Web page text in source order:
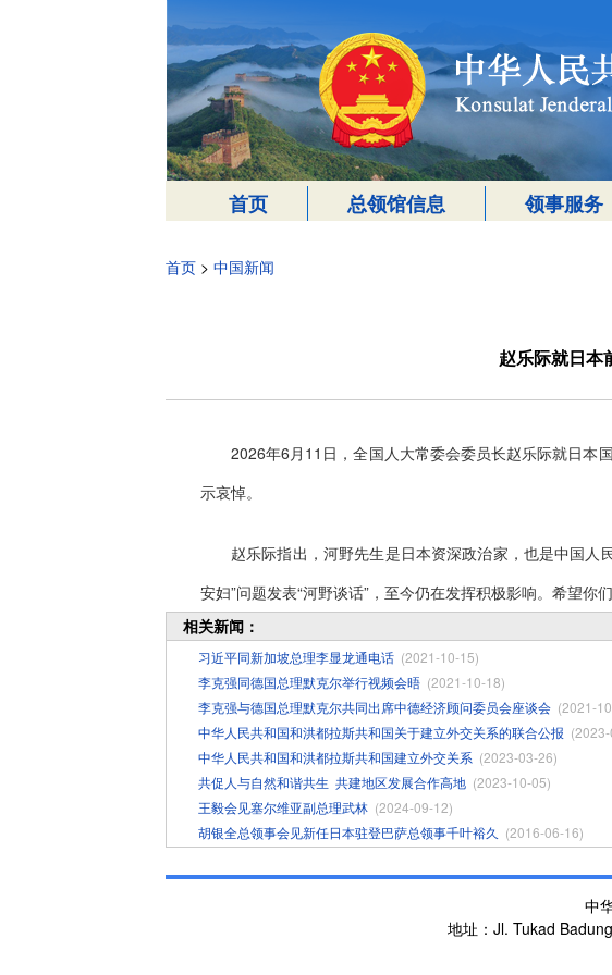
首页 总领馆信息 领事服务
首页 > 中国新闻
赵乐际就日本
2026年6月11日，全国人大常委会委员长赵乐际就日本
示哀悼。
赵乐际指出，河野先生是日本资深政治家，也是中国
安妇”问题发表“河野谈话”，至今仍在发挥积极影响。希望你
相关新闻：
习近平同新加坡总理李显龙通电话 (2021-10-15)
李克强同德国总理默克尔举行视频会晤 (2021-10-18)
李克强与德国总理默克尔共同出席中德经济顾问委员会座谈会 (2021-
中华人民共和国和洪都拉斯共和国关于建立外交关系的联合公报
中华人民共和国和洪都拉斯共和国建立外交关系 (2023-03-26)
共促人与自然和谐共生 ​共建地区发展合作高地 (2023-10-05)
王毅会见塞尔维亚副总理武林 (2024-09-12)
胡银全总领事会见新任日本驻登巴萨总领事千叶裕久 (2016-06-16)
中
地址：Jl. Tukad